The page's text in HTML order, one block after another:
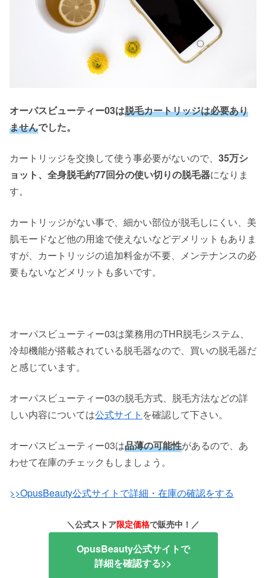
オーパスビューティー03は脱毛カートリッジは必要あり
ませんでした。
カートリッジを交換して使う事必要がないので、 35万シ
ョット、全身脱毛約77回分の使い切りの脱毛器になりま
す。
カートリッジがない事で、細かい部位が脱毛しにくい、美
肌モードなど他の用途で使えないなどデメリットもありま
すが、カートリッジの追加料金が不要、メンテナンスの必
要もないなどメリットも多いです。
オーパスビューティー03は業務用のTHR脱毛システム、
冷却機能が搭載されている脱毛器なので、買いの脱毛器だ
と感じています。
オーパスビューティー03の脱毛方式、脱毛方法などの詳
しい内容については公式サイト を確認して下さい。
オーパスビューティー03は品薄の可能性があるので、あ
わせて在庫のチェックもしましょう。
>>OpusBeauty公式サイトで詳細・在庫の確認をする
＼公式ストア限定価格で販売中！／
OpusBeauty公式サイトで
詳細を確認する>>